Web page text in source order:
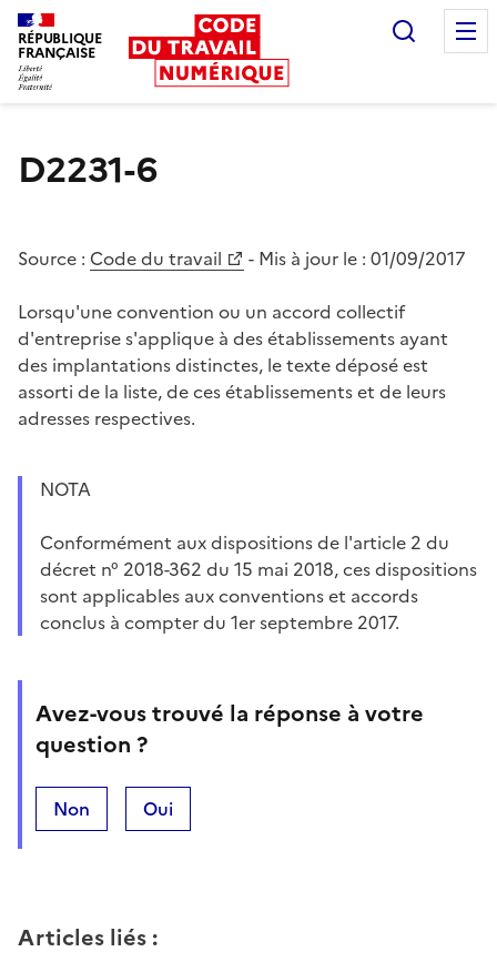
RÉPUBLIQUE
FRANÇAISE
D2231-6
Source : Code du travail - Mis à jour le : 01/09/2017
Lorsqu'une convention ou un accord collectif
d'entreprise s'applique à des établissements ayant
des implantations distinctes, le texte déposé est
assorti de la liste, de ces établissements et de leurs
adresses respectives.
NOTA
Conformément aux dispositions de l'article 2 du
décret n° 2018-362 du 15 mai 2018, ces dispositions
sont applicables aux conventions et accords
conclus à compter du 1er septembre 2017.
Avez-vous trouvé la réponse à votre
question ?
Non Oui
Articles liés :